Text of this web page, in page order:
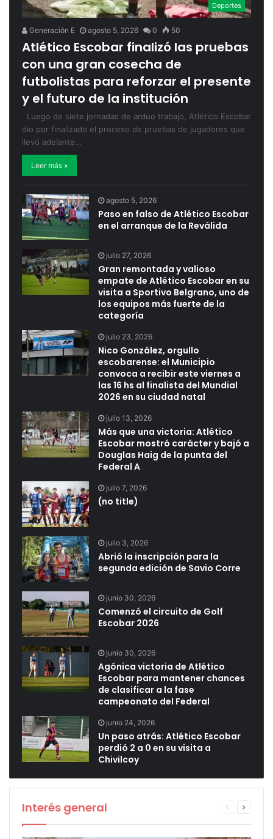
Deportes
Generación E agosto 5, 2026 0 50
Atlético Escobar finalizó las pruebas
con una gran cosecha de
futbolistas para reforzar el presente
y el futuro de la institución
Luego de siete jornadas de arduo trabajo, Atlético Escobar
dio por finalizado el proceso de pruebas de jugadores que
llevó adelante…
Leer más »
agosto 5, 2026
Paso en falso de Atlético Escobar
en el arranque de la Reválida
julio 27, 2026
Gran remontada y valioso
empate de Atlético Escobar en su
visita a Sportivo Belgrano, uno de
los equipos más fuerte de la
categoría
julio 23, 2026
Nico González, orgullo
escobarense: el Municipio
convoca a recibir este viernes a
las 16 hs al finalista del Mundial
2026 en su ciudad natal
julio 13, 2026
Más que una victoria: Atlético
Escobar mostró carácter y bajó a
Douglas Haig de la punta del
Federal A
julio 7, 2026
(no title)
julio 3, 2026
Abrió la inscripción para la
segunda edición de Savio Corre
junio 30, 2026
Comenzó el circuito de Golf
Escobar 2026
junio 30, 2026
Agónica victoria de Atlético
Escobar para mantener chances
de clasificar a la fase
campeonato del Federal
junio 24, 2026
Un paso atrás: Atlético Escobar
perdió 2 a 0 en su visita a
Chivilcoy
Interés general